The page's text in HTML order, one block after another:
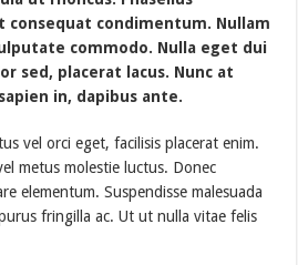
consequat condimentum. Nullam
commodo. Nulla eget dui
sed, placerat lacus. Nunc at
in, dapibus ante.
vel orci eget, facilisis placerat enim.
metus molestie luctus. Donec
elementum. Suspendisse malesuada
fringilla ac. Ut ut nulla vitae felis